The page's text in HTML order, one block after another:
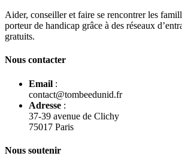
Aider, conseiller et faire se rencontrer les
porteur de handicap grâce à des réseaux
gratuits.
Nous contacter
Email :
contact@tombeedunid.fr
Adresse :
37-39 avenue de Clichy
75017 Paris
Nous soutenir